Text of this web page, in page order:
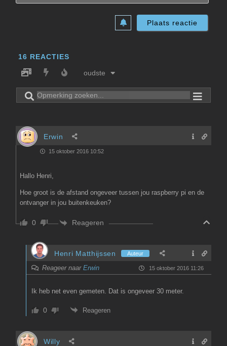
16 REACTIES
oudste
Erwin
15 oktober 2016 10:52
Hallo Henri,
Hoe groot is de afstand ongeveer tussen jou raspberry pi en de
ontvanger in jou buitenkeuken?
0 Reageren
Henri Matthijssen Auteur
Reageer naar Erwin 15 oktober 2016 11:26
Ik heb net even gemeten. Dat is ongeveer 30 meter.
0 Reageren
Willy